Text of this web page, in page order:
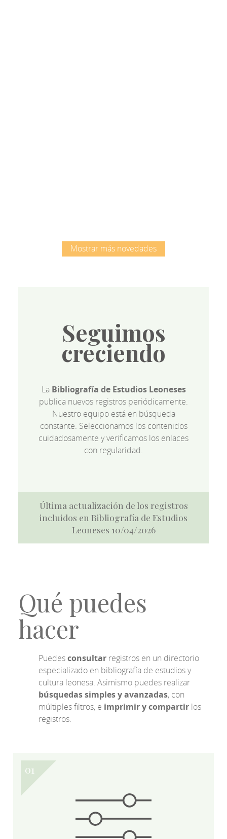
Mostrar más novedades
Seguimos
creciendo
La Bibliografía de Estudios Leoneses
publica nuevos registros periódicamente.
Nuestro equipo está en búsqueda
constante. Seleccionamos los contenidos
cuidadosamente y verificamos los enlaces
con regularidad.
Última actualización de los registros
incluidos en Bibliografía de Estudios
Leoneses 10/04/2026
Qué puedes
hacer
Puedesconsultar registros en un directorio
especializado en bibliografía de estudios y
cultura leonesa. Asimismo puedes realizar
búsquedas simples y avanzadas, con
múltiples filtros, e imprimir y compartir los
registros.